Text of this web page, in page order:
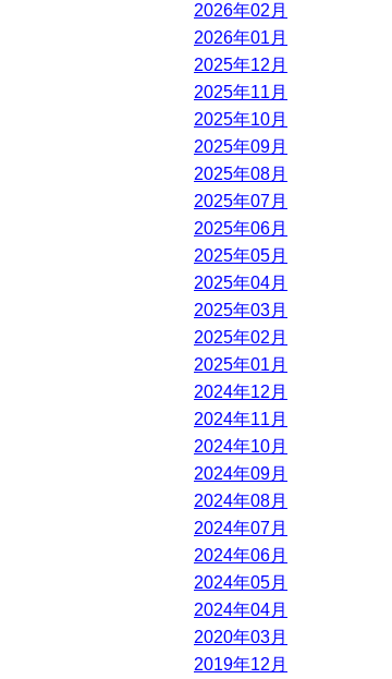
2026年02月
2026年01月
2025年12月
2025年11月
2025年10月
2025年09月
2025年08月
2025年07月
2025年06月
2025年05月
2025年04月
2025年03月
2025年02月
2025年01月
2024年12月
2024年11月
2024年10月
2024年09月
2024年08月
2024年07月
2024年06月
2024年05月
2024年04月
2020年03月
2019年12月